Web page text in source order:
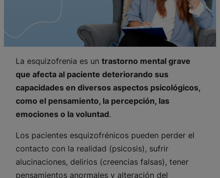
La esquizofrenia es un trastorno mental grave
que afecta al paciente deteriorando sus
capacidades en diversos aspectos psicológicos,
como el pensamiento, la percepción, las
emociones o la voluntad.
Los pacientes esquizofrénicos pueden perder el
contacto con la realidad (psicosis), sufrir
alucinaciones, delirios (creencias falsas), tener
pensamientos anormales y alteración del